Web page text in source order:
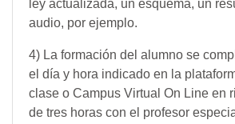
ley actualizada, un esquema, un
audio, por ejemplo.
4) La formación del alumno se
el día y hora indicado en la
clase o Campus Virtual On Line en
de tres horas con el profesor